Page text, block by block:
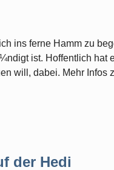
ins ferne Hamm zu
ist. Hoffentlich hat
will, dabei. Mehr Infos
der Hedi